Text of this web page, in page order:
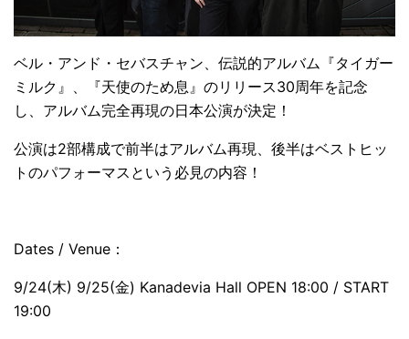
ベル・アンド・セバスチャン、伝説的アルバム『タイガー
ミルク』、『天使のため息』のリリース30周年を記念
し、アルバム完全再現の日本公演が決定！
公演は2部構成で前半はアルバム再現、後半はベストヒッ
トのパフォーマスという必見の内容！
Dates / Venue：
9/24(木) 9/25(金) Kanadevia Hall OPEN 18:00 / START
19:00